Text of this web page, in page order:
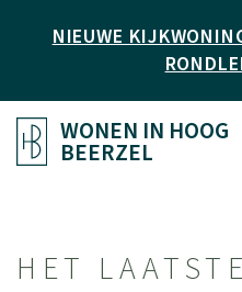
NIEUWE
WONEN IN HOOG
BEERZEL
HET